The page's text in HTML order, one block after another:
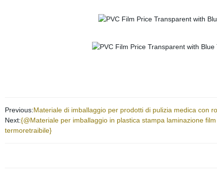
Previous:Materiale di imballaggio per prodotti di pulizia medica con
Next:{@Materiale per imballaggio in plastica stampa laminazione
termoretraibile}